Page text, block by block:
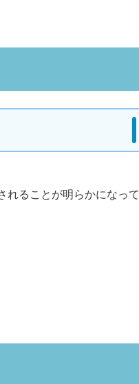
れることが明らかになって